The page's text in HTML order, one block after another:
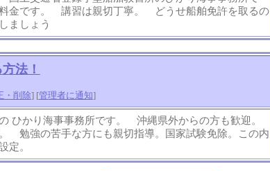
金です。 講習は親切丁寧。 どうせ船舶免許を取るの
ましょう
法！
・削除] [管理者に通知]
ひかり海事事務所です。 沖縄県外からの方も歓迎。
勉強の苦手な方にも親切指導。国家試験免除。この内
設定。